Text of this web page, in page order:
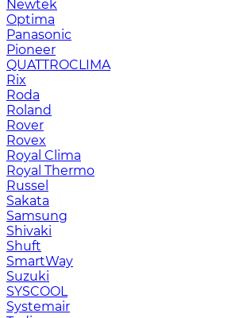
Newtek
Optima
Panasonic
Pioneer
QUATTROCLIMA
Rix
Roda
Roland
Rover
Rovex
Royal Clima
Royal Thermo
Russel
Sakata
Samsung
Shivaki
Shuft
SmartWay
Suzuki
SYSCOOL
Systemair